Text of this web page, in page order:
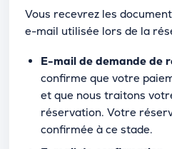
Vous recevrez les
e-mail utilisée lors de la
E-mail de demande de
confirme que votre
et que nous traitons
réservation. Votre
confirmée à ce stade.